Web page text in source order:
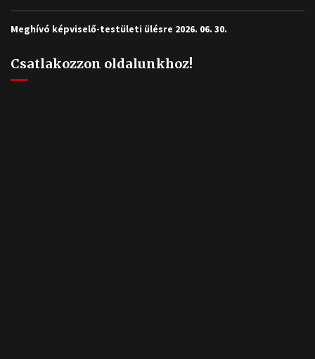
Meghívó képviselő-testületi ülésre 2026. 06. 30.
Csatlakozzon oldalunkhoz!